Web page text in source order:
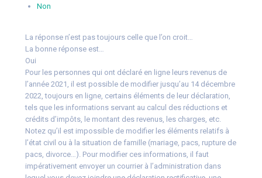
Non
La réponse n’est pas toujours celle que l’on croit…
La bonne réponse est…
Oui
Pour les personnes qui ont déclaré en ligne leurs revenus de
l’année 2021, il est possible de modifier jusqu’au 14 décembre
2022, toujours en ligne, certains éléments de leur déclaration,
tels que les informations servant au calcul des réductions et
crédits d’impôts, le montant des revenus, les charges, etc.
Notez qu’il est impossible de modifier les éléments relatifs à
l’état civil ou à la situation de famille (mariage, pacs, rupture de
pacs, divorce…). Pour modifier ces informations, il faut
impérativement envoyer un courrier à l’administration dans